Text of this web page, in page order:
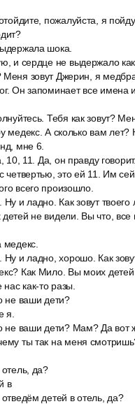
пожалуйста, я
шока.
и сердце не выдержало как
зовут Джерин, я
Он запоминает все имена
Тебя как зовут?
медекс. А сколько вам лет?
мне 6.
10, 11. Да, он правду
четвертью, это ей 11. Им
всего произошло.
Ну и ладно. Как зовут твоего
не видели. Вы что, все
Ну и ладно, хорошо. Как
Как Мило. Вы моих
как-то разы.
не ваши дети?
я.
не ваши дети? Мам? Да вот
ты так на меня
да?
в
детей в отель, да?